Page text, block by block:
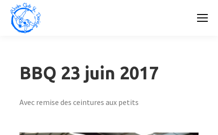
BBQ 23 juin 2017
Avec remise des ceintures aux petits